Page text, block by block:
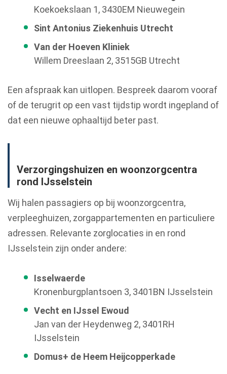
Koekoekslaan 1, 3430EM Nieuwegein
Sint Antonius Ziekenhuis Utrecht
Van der Hoeven Kliniek
Willem Dreeslaan 2, 3515GB Utrecht
Een afspraak kan uitlopen. Bespreek daarom vooraf
of de terugrit op een vast tijdstip wordt ingepland of
dat een nieuwe ophaaltijd beter past.
Verzorgingshuizen en woonzorgcentra
rond IJsselstein
Wij halen passagiers op bij woonzorgcentra,
verpleeghuizen, zorgappartementen en particuliere
adressen. Relevante zorglocaties in en rond
IJsselstein zijn onder andere:
Isselwaerde
Kronenburgplantsoen 3, 3401BN IJsselstein
Vecht en IJssel Ewoud
Jan van der Heydenweg 2, 3401RH
IJsselstein
Domus+ de Heem Heijcopperkade